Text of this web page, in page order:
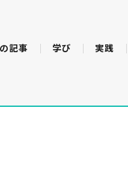
記事 学び 実践